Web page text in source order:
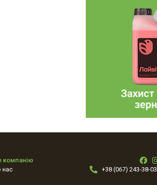
компанію
нас
+38 (067) 243-38-03